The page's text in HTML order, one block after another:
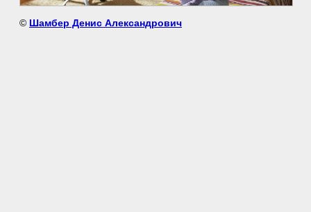
© Шамбер Денис Александрович